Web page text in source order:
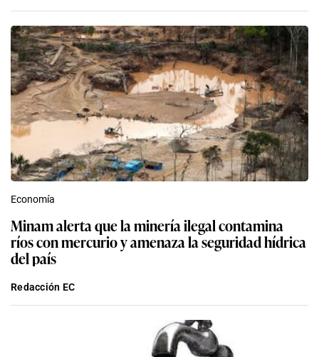
Economía
Minam alerta que la minería ilegal contamina
ríos con mercurio y amenaza la seguridad hídrica
del país
Redacción EC